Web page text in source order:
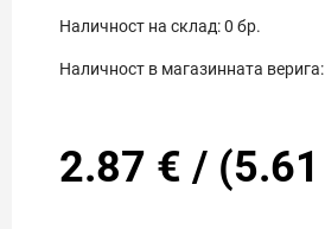
Наличност на склад:0 бр.
Наличност в магазинната верига:
2.87 € / (5.61